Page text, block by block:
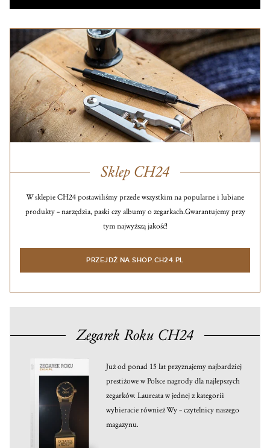
Sklep CH24
W sklepie CH24 postawiliśmy przede wszystkim na popularne i lubiane
produkty – narzędzia, paski czy albumy o zegarkach.Gwarantujemy przy
tym najwyższą jakość!
PRZEJDŹ NA SHOP.CH24.PL
Zegarek Roku CH24
Już od ponad 15 lat przyznajemy najbardziej
prestiżowe w Polsce nagrody dla najlepszych
zegarków. Laureata w jednej z kategorii
wybieracie również Wy – czytelnicy naszego
magazynu.